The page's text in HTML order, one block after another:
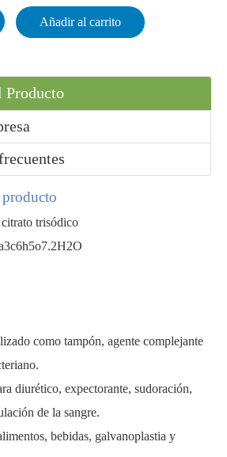
Añadir al carrito
Producto
trisódico
como tampón, agente complejante
diurético, expectorante, sudoración,
de la sangre.
bebidas, galvanoplastia y